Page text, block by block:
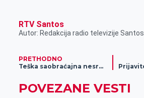
RTV Santos
Autor: Redakcija radio televizije Santos
PRETHODNO
Teška saobraćajna nesreća, obustavljen saobraćaj na autoputu ka Nišu
POVEZANE VESTI